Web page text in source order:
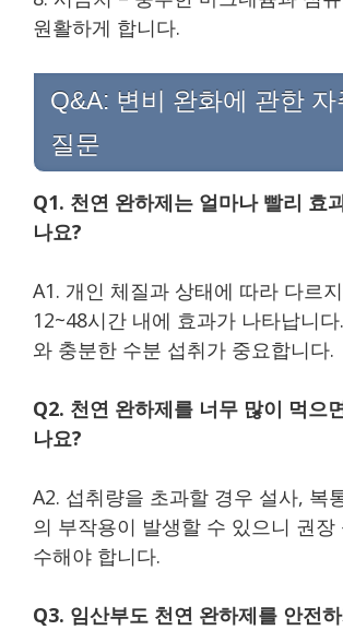
원활하게 합니다.
Q&A: 변비 완화에 관한 자
질문
Q1. 천연 완하제는 얼마나 빨리 효
나요?
A1. 개인 체질과 상태에 따라 다르
12~48시간 내에 효과가 나타납니
와 충분한 수분 섭취가 중요합니다.
Q2. 천연 완하제를 너무 많이 먹으
나요?
A2. 섭취량을 초과할 경우 설사, 복
의 부작용이 발생할 수 있으니 권장
수해야 합니다.
Q3. 임산부도 천연 완하제를 안전